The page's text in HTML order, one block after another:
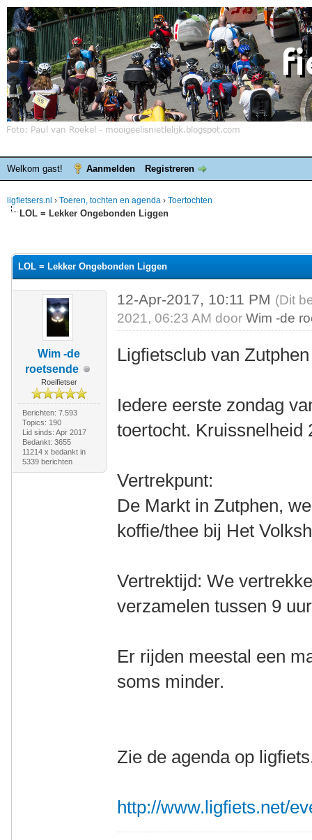
Welkom gast! Aanmelden Registreren
ligfietsers.nl › Toeren, tochten en agenda › Toertochten
LOL = Lekker Ongebonden Liggen
LOL = Lekker Ongebonden Liggen
Wim -de
roetsende
Roeifietser
Berichten: 7.593
Topics: 190
Lid sinds: Apr 2017
Bedankt: 3655
11214 x bedankt in
5339 berichten
12-Apr-2017, 10:11 PM (Dit
2021, 06:23 AM doorWim -de
Ligfietsclub van
Iedere eerste zondag
toertocht. Kruissnelheid
Vertrekpunt:
De Markt in Zutphen,
koffie/thee bij Het
Vertrektijd: We
verzamelen tussen 9
Er rijden meestal een
soms minder.
Zie de agenda op
http://www.ligfiets.net/